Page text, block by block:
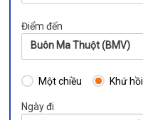
Điểm đến
Buôn Ma Thuột (BMV)
Một chiều Khứ hồi
Ngày đi